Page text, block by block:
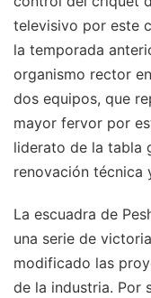
televisivo por este
la temporada
organismo rector
dos equipos, que
mayor fervor por
liderato de la tabla
renovación técnica
La escuadra de
una serie de
modificado las
de la industria. Por